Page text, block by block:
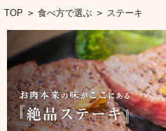
TOP > 食べ方で選ぶ > ステーキ